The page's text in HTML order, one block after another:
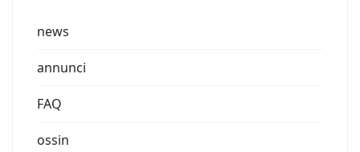
news
annunci
FAQ
ossin